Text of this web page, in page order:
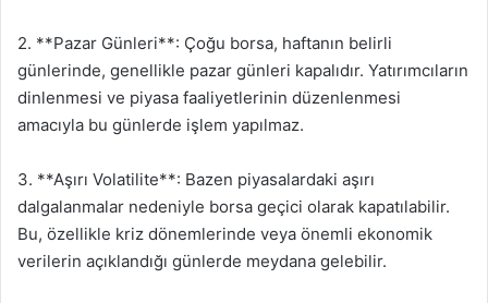
2. **Pazar Günleri**: Çoğu borsa, haftanın belirli
günlerinde, genellikle pazar günleri kapalıdır. Yatırımcıların
dinlenmesi ve piyasa faaliyetlerinin düzenlenmesi
amacıyla bu günlerde işlem yapılmaz.
3. **Aşırı Volatilite**: Bazen piyasalardaki aşırı
dalgalanmalar nedeniyle borsa geçici olarak kapatılabilir.
Bu, özellikle kriz dönemlerinde veya önemli ekonomik
verilerin açıklandığı günlerde meydana gelebilir.